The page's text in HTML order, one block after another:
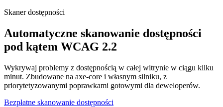
Skaner dostępności
Automatyczne skanowanie dostępności
pod kątem WCAG 2.2
Wykrywaj problemy z dostępnością w całej witrynie w ciągu kilku
minut. Zbudowane na axe-core i własnym silniku, z
priorytetyzowanymi poprawkami gotowymi dla deweloperów.
Bezpłatne skanowanie dostępności